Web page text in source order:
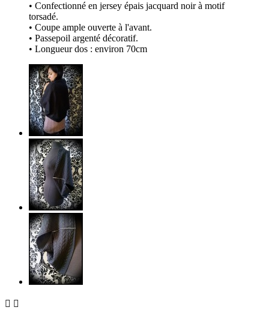
• Confectionné en jersey épais jacquard noir à motif
torsadé.
• Coupe ample ouverte à l'avant.
• Passepoil argenté décoratif.
• Longueur dos : environ 70cm
 